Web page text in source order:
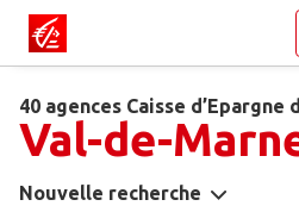
40 agences Caisse d’Epargne
Val-de-
Nouvelle recherche